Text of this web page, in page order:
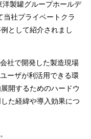
製罐グループホールデ
当社プライベートクラ
として紹介されまし
社で開発した製造現場
ーザが利活用できる環
開するためのハードウ
た経緯や導入効果につ